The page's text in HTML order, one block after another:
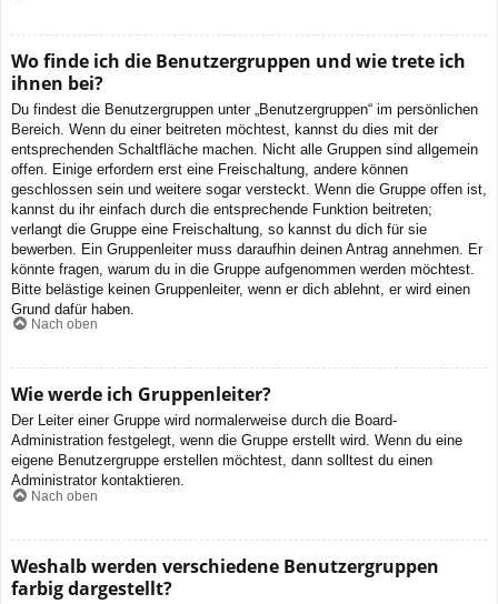
Wo finde ich die Benutzergruppen und wie trete ich
ihnen bei?
Du findest die Benutzergruppen unter „Benutzergruppen“ im persönlichen
Bereich. Wenn du einer beitreten möchtest, kannst du dies mit der
entsprechenden Schaltfläche machen. Nicht alle Gruppen sind allgemein
offen. Einige erfordern erst eine Freischaltung, andere können
geschlossen sein und weitere sogar versteckt. Wenn die Gruppe offen ist,
kannst du ihr einfach durch die entsprechende Funktion beitreten;
verlangt die Gruppe eine Freischaltung, so kannst du dich für sie
bewerben. Ein Gruppenleiter muss daraufhin deinen Antrag annehmen. Er
könnte fragen, warum du in die Gruppe aufgenommen werden möchtest.
Bitte belästige keinen Gruppenleiter, wenn er dich ablehnt, er wird einen
Grund dafür haben.
Nach oben
Wie werde ich Gruppenleiter?
Der Leiter einer Gruppe wird normalerweise durch die Board-
Administration festgelegt, wenn die Gruppe erstellt wird. Wenn du eine
eigene Benutzergruppe erstellen möchtest, dann solltest du einen
Administrator kontaktieren.
Nach oben
Weshalb werden verschiedene Benutzergruppen
farbig dargestellt?